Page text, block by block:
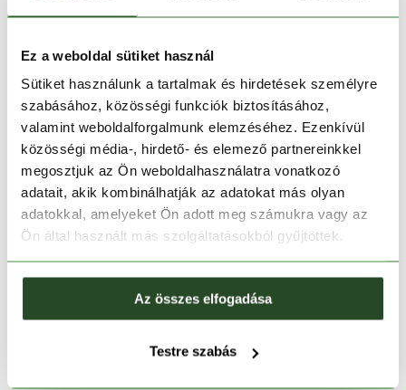
Ez a weboldal sütiket használ
Sütiket használunk a tartalmak és hirdetések személyre
szabásához, közösségi funkciók biztosításához,
valamint weboldalforgalmunk elemzéséhez. Ezenkívül
közösségi média-, hirdető- és elemező partnereinkkel
megosztjuk az Ön weboldalhasználatra vonatkozó
adatait, akik kombinálhatják az adatokat más olyan
adatokkal, amelyeket Ön adott meg számukra vagy az
Ön által használt más szolgáltatásokból gyűjtöttek.
Az összes elfogadása
Testre szabás
17 990 Ft 10 790 Ft
XS S M XS S M L
-40%